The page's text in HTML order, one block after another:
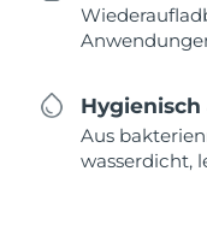
Aus
wasserdicht,